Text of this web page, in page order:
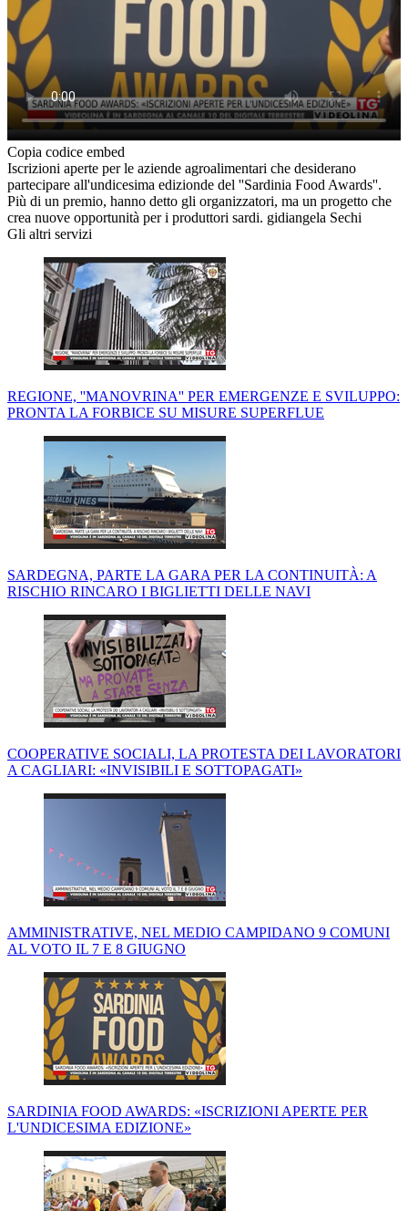
Copia codice embed
Iscrizioni aperte per le aziende agroalimentari che desiderano
partecipare all'undicesima edizionde del ''Sardinia Food Awards''.
Più di un premio, hanno detto gli organizzatori, ma un progetto che
crea nuove opportunità per i produttori sardi. gidiangela Sechi
Gli altri servizi
REGIONE, ''MANOVRINA'' PER EMERGENZE E SVILUPPO:
PRONTA LA FORBICE SU MISURE SUPERFLUE
SARDEGNA, PARTE LA GARA PER LA CONTINUITÀ: A
RISCHIO RINCARO I BIGLIETTI DELLE NAVI
COOPERATIVE SOCIALI, LA PROTESTA DEI LAVORATORI
A CAGLIARI: «INVISIBILI E SOTTOPAGATI»
AMMINISTRATIVE, NEL MEDIO CAMPIDANO 9 COMUNI
AL VOTO IL 7 E 8 GIUGNO
SARDINIA FOOD AWARDS: «ISCRIZIONI APERTE PER
L'UNDICESIMA EDIZIONE»